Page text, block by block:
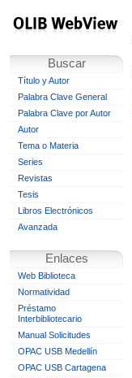
Buscar
Título y Autor
Palabra Clave General
Palabra Clave por Autor
Autor
Tema o Materia
Series
Revistas
Tesis
Libros Electrónicos
Avanzada
Enlaces
Web Biblioteca
Normatividad
Préstamo
Interbibliotecario
Manual Solicitudes
OPAC USB Medellín
OPAC USB Cartagena